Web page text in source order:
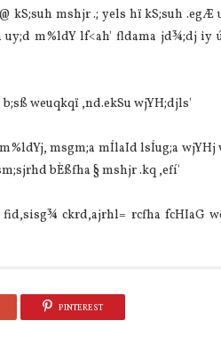
mshjr .; yels hï kS;suh .egÆ
uy;d m%ldY lf<ah' fldama jd¾;dj iy
weuqkqï ,nd.ekSu wjYH;djls'
msgm;a mÍlaId lsÍug;a wjYHj
bÈßfha § mshjr .kq ,efí'
ckrd,ajrhl= rcfha fcHIaG
PINTEREST